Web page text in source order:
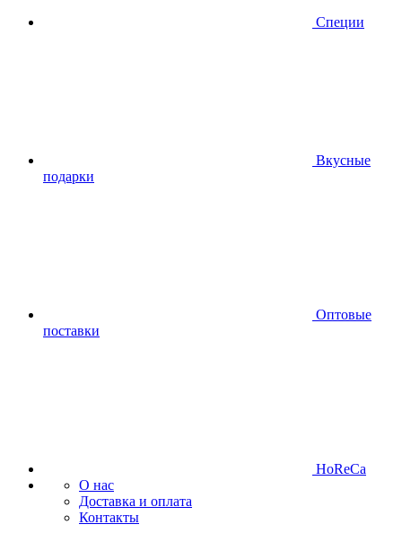
Специи
Вкусные
подарки
Оптовые
поставки
HoReCa
О нас
Доставка и оплата
Контакты